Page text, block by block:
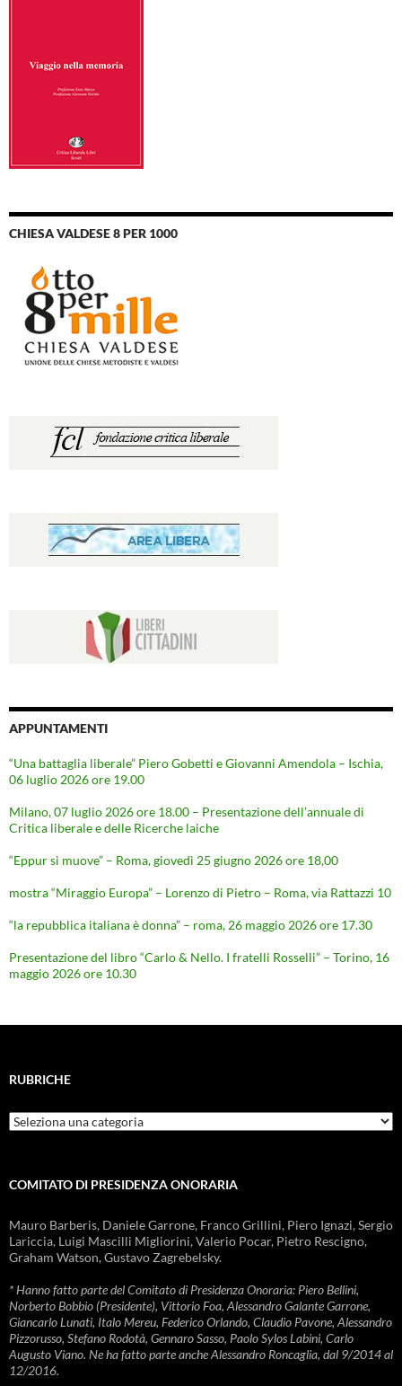
CHIESA VALDESE 8 PER 1000
APPUNTAMENTI
“Una battaglia liberale” Piero Gobetti e Giovanni Amendola – Ischia,
06 luglio 2026 ore 19.00
Milano, 07 luglio 2026 ore 18.00 – Presentazione dell’annuale di
Critica liberale e delle Ricerche laiche
“Eppur si muove” – Roma, giovedì 25 giugno 2026 ore 18,00
mostra “Miraggio Europa” – Lorenzo di Pietro – Roma, via Rattazzi 10
“la repubblica italiana è donna” – roma, 26 maggio 2026 ore 17.30
Presentazione del libro “Carlo & Nello. I fratelli Rosselli” – Torino, 16
maggio 2026 ore 10.30
RUBRICHE
Rubriche
COMITATO DI PRESIDENZA ONORARIA
Mauro Barberis, Daniele Garrone, Franco Grillini, Piero Ignazi, Sergio
Lariccia, Luigi Mascilli Migliorini, Valerio Pocar, Pietro Rescigno,
Graham Watson, Gustavo Zagrebelsky.
* Hanno fatto parte del Comitato di Presidenza Onoraria: Piero Bellini,
Norberto Bobbio (Presidente), Vittorio Foa, Alessandro Galante Garrone,
Giancarlo Lunati, Italo Mereu, Federico Orlando, Claudio Pavone, Alessandro
Pizzorusso, Stefano Rodotà, Gennaro Sasso, Paolo Sylos Labini, Carlo
Augusto Viano. Ne ha fatto parte anche Alessandro Roncaglia, dal 9/2014 al
12/2016.